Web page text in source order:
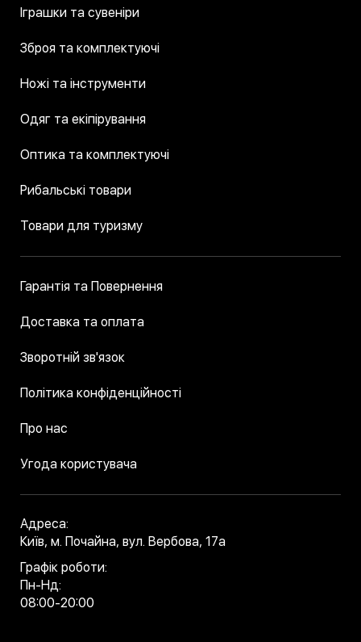
Іграшки та сувеніри
Зброя та комплектуючі
Ножі та інструменти
Одяг та екіпірування
Оптика та комплектуючі
Рибальські товари
Товари для туризму
Гарантія та Повернення
Доставка та оплата
Зворотній зв'язок
Політика конфіденційності
Про нас
Угода користувача
Адреса:
Київ, м. Почайна, вул. Вербова, 17а
Графік роботи:
Пн-Нд:
08:00-20:00